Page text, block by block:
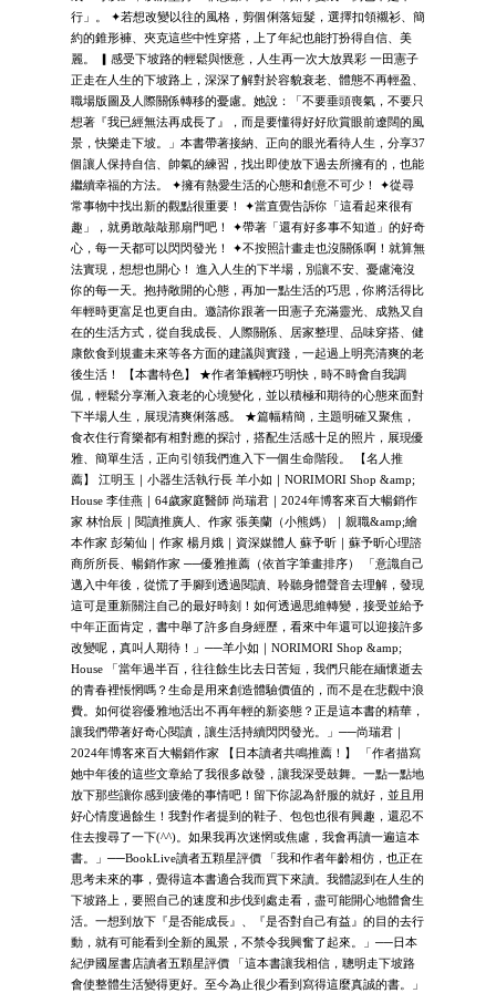
行」。 ✦若想改變以往的風格，剪個俐落短髮，選擇扣領襯衫、簡
約的錐形褲、夾克這些中性穿搭，上了年紀也能打扮得自信、美
麗。 ▎感受下坡路的輕鬆與愜意，人生再一次大放異彩 一田憲子
正走在人生的下坡路上，深深了解對於容貌衰老、體態不再輕盈、
職場版圖及人際關係轉移的憂慮。她說：「不要垂頭喪氣，不要只
想著『我已經無法再成長了』，而是要懂得好好欣賞眼前遼闊的風
景，快樂走下坡。」本書帶著接納、正向的眼光看待人生，分享37
個讓人保持自信、帥氣的練習，找出即使放下過去所擁有的，也能
繼續幸福的方法。 ✦擁有熱愛生活的心態和創意不可少！ ✦從尋
常事物中找出新的觀點很重要！ ✦當直覺告訴你「這看起來很有
趣」，就勇敢敲敲那扇門吧！ ✦帶著「還有好多事不知道」的好奇
心，每一天都可以閃閃發光！ ✦不按照計畫走也沒關係啊！就算無
法實現，想想也開心！ 進入人生的下半場，別讓不安、憂慮淹沒
你的每一天。抱持敞開的心態，再加一點生活的巧思，你將活得比
年輕時更富足也更自由。邀請你跟著一田憲子充滿靈光、成熟又自
在的生活方式，從自我成長、人際關係、居家整理、品味穿搭、健
康飲食到規畫未來等各方面的建議與實踐，一起過上明亮清爽的老
後生活！ 【本書特色】 ★作者筆觸輕巧明快，時不時會自我調
侃，輕鬆分享漸入衰老的心境變化，並以積極和期待的心態來面對
下半場人生，展現清爽俐落感。 ★篇幅精簡，主題明確又聚焦，
食衣住行育樂都有相對應的探討，搭配生活感十足的照片，展現優
雅、簡單生活，正向引領我們進入下一個生命階段。 【名人推
薦】 江明玉｜小器生活執行長 羊小如｜NORIMORI Shop &amp;
House 李佳燕｜64歲家庭醫師 尚瑞君｜2024年博客來百大暢銷作
家 林怡辰｜閱讀推廣人、作家 張美蘭（小熊媽）｜親職&amp;繪
本作家 彭菊仙｜作家 楊月娥｜資深媒體人 蘇予昕｜蘇予昕心理諮
商所所長、暢銷作家 ──優雅推薦（依首字筆畫排序） 「意識自己
邁入中年後，從慌了手腳到透過閱讀、聆聽身體聲音去理解，發現
這可是重新關注自己的最好時刻！如何透過思維轉變，接受並給予
中年正面肯定，書中舉了許多自身經歷，看來中年還可以迎接許多
改變呢，真叫人期待！」──羊小如｜NORIMORI Shop &amp;
House 「當年過半百，往往餘生比去日苦短，我們只能在緬懷逝去
的青春裡悵惘嗎？生命是用來創造體驗價值的，而不是在悲觀中浪
費。如何從容優雅地活出不再年輕的新姿態？正是這本書的精華，
讓我們帶著好奇心閱讀，讓生活持續閃閃發光。」──尚瑞君｜
2024年博客來百大暢銷作家 【日本讀者共鳴推薦！】 「作者描寫
她中年後的這些文章給了我很多啟發，讓我深受鼓舞。一點一點地
放下那些讓你感到疲倦的事情吧！留下你認為舒服的就好，並且用
好心情度過餘生！我對作者提到的鞋子、包包也很有興趣，還忍不
住去搜尋了一下(^^)。如果我再次迷惘或焦慮，我會再讀一遍這本
書。」──BookLive讀者五顆星評價 「我和作者年齡相仿，也正在
思考未來的事，覺得這本書適合我而買下來讀。我體認到在人生的
下坡路上，要照自己的速度和步伐到處走看，盡可能開心地體會生
活。一想到放下『是否能成長』、『是否對自己有益』的目的去行
動，就有可能看到全新的風景，不禁令我興奮了起來。」──日本
紀伊國屋書店讀者五顆星評價 「這本書讓我相信，聰明走下坡路
會使整體生活變得更好。至今為止很少看到寫得這麼真誠的書。」